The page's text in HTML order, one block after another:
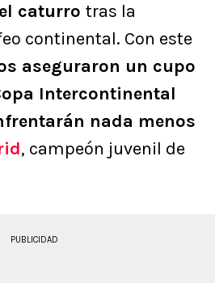
caturro tras la
continental. Con este
aseguraron un cupo
Intercontinental
nada menos
, campeón juvenil de
PUBLICIDAD